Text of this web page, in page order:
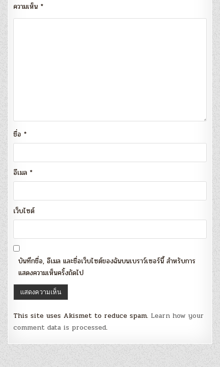
ความเห็น *
ชื่อ *
อีเมล *
เว็บไซต์
บันทึกชื่อ, อีเมล และชื่อเว็บไซต์ของฉันบนเบราว์เซอร์นี้ สำหรับการ
แสดงความเห็นครั้งถัดไป
This site uses Akismet to reduce spam. Learn how your
comment data is processed.